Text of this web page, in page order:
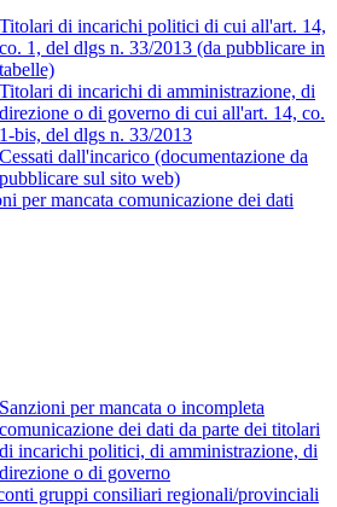
Titolari di incarichi politici di cui all'art. 14,
co. 1, del dlgs n. 33/2013 (da pubblicare in
tabelle)
Titolari di incarichi di amministrazione, di
direzione o di governo di cui all'art. 14, co.
1-bis, del dlgs n. 33/2013
Cessati dall'incarico (documentazione da
pubblicare sul sito web)
per mancata comunicazione dei dati
Sanzioni per mancata o incompleta
comunicazione dei dati da parte dei titolari
di incarichi politici, di amministrazione, di
direzione o di governo
gruppi consiliari regionali/provinciali